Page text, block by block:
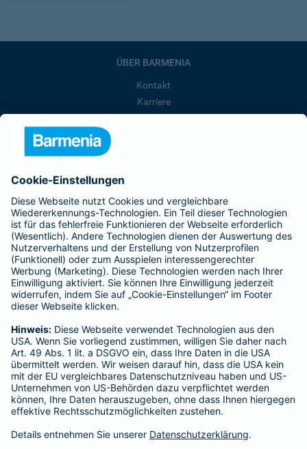
ÜBER BARMENIA
Kontakt
Karriere
Barmenia ist Teil der BarmeniaGothaer
BELIEBTE SEITEN
Kranken-Zusatzversicherung
Tierversicherungen
Haftpflichtversicherung
Hausratversicherung
Adresse ändern
Schaden melden
Kilometerstandsmeldung
Serviceübersicht